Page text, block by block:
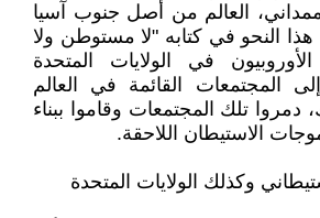
العالم من أصل جنوب آسيا
النحو في كتابه "لا مستوطن ولا
في الولايات المتحدة
المجتمعات القائمة في العالم
دمروا تلك المجتمعات وقاموا ببناء
الاستيطان اللاحقة.
وكذلك الولايات المتحدة